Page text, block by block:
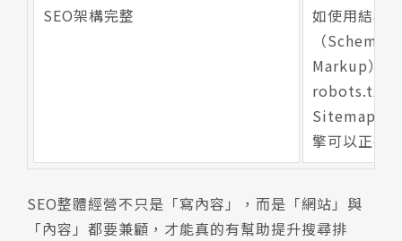
SEO架構完整
如使用結構
（Schema
Markup）、
robots.txt
Sitemap，
擎可以正確
SEO整體經營不只是「寫內容」，而是「網站」與
「內容」都要兼顧，才能真的有幫助提升搜尋排